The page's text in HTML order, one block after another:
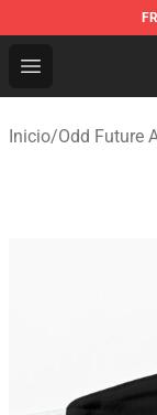
Open menu
Odd Future
Inicio/Odd Future